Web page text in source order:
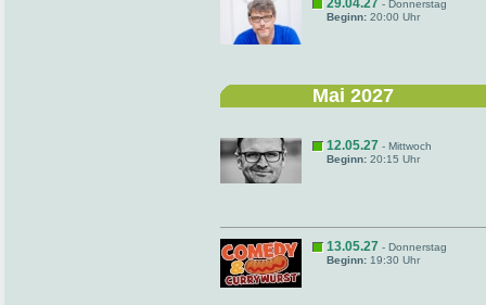
29.04.27 - Donnerstag
Beginn: 20:00 Uhr
Mai 2027
12.05.27 - Mittwoch
Beginn: 20:15 Uhr
13.05.27 - Donnerstag
Beginn: 19:30 Uhr